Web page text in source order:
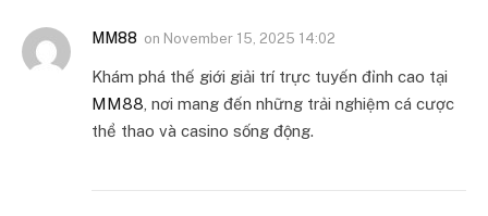
MM88 on November 15, 2025 14:02
Khám phá thế giới giải trí trực tuyến đỉnh cao tại
MM88 , nơi mang đến những trải nghiệm cá cược
thể thao và casino sống động.